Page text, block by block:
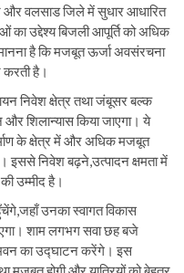
और वलसाड जिले में सुधार आधारित
का उद्देश्य बिजली आपूर्ति को अधिक
है कि मजबूत ऊर्जा अवसंरचना
है।
निवेश क्षेत्र तथा जंबूसर बल्क
शिलान्यास किया जाएगा। ये
के क्षेत्र में और अधिक मजबूत
इससे निवेश बढ़ने,उत्पादन क्षमता में
उम्मीद है।
उनका स्वागत विकास
शाम लगभग सवा छह बजे
भवन का उद्घाटन करेंगे। इस